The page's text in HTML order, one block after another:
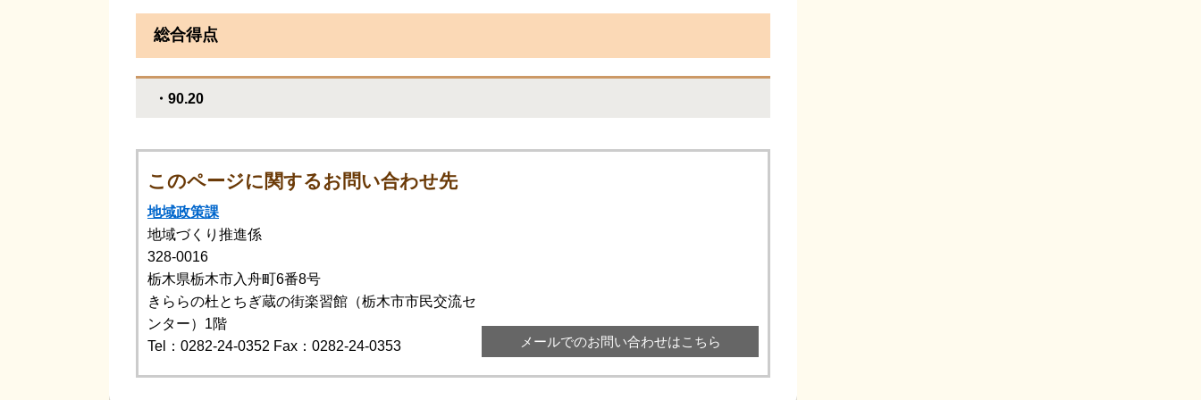
総合得点
・90.20
このページに関するお問い合わせ先
地域政策課
地域づくり推進係
328-0016
栃木県栃木市入舟町6番8号
きららの杜とちぎ蔵の街楽習館（栃木市市民交流セ
ンター）1階
Tel：0282-24-0352 Fax：0282-24-0353 メールでのお問い合わせはこちら